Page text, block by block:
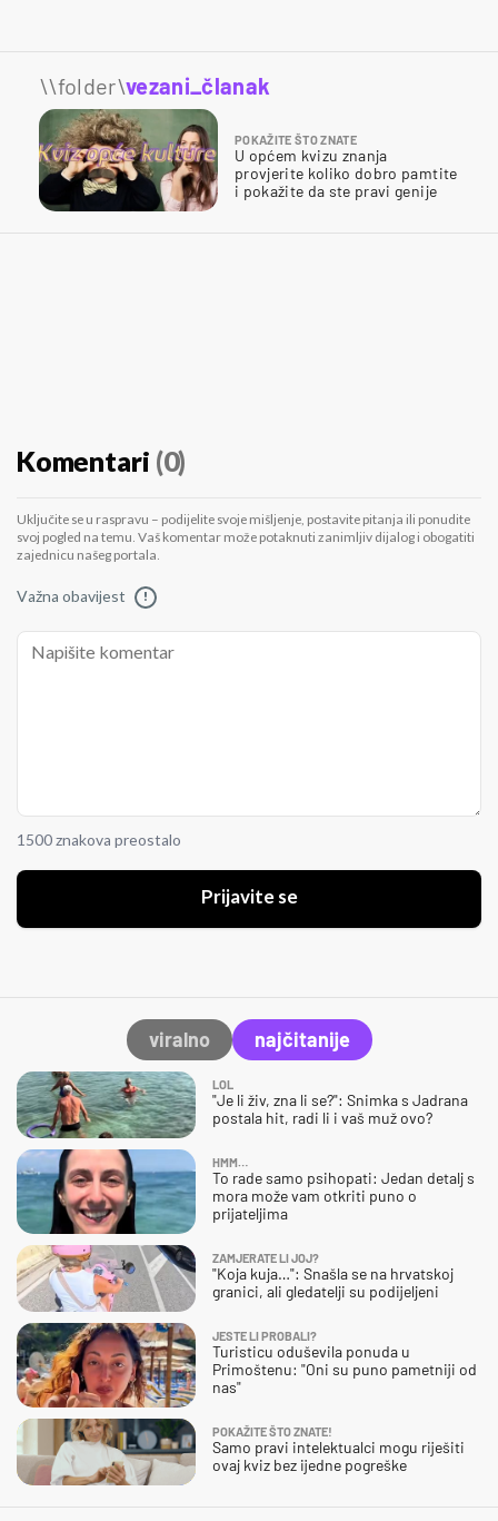
\\folder\vezani_članak
POKAŽITE ŠTO ZNATE
U općem kvizu znanja
provjerite koliko dobro pamtite
i pokažite da ste pravi genije
Komentari (0)
Uključite se u raspravu – podijelite svoje mišljenje, postavite pitanja ili ponudite
svoj pogled na temu. Vaš komentar može potaknuti zanimljiv dijalog i obogatiti
zajednicu našeg portala.
Važna obavijest !
1500 znakova preostalo
Prijavite se
viralno najčitanije
LOL
"Je li živ, zna li se?": Snimka s Jadrana
postala hit, radi li i vaš muž ovo?
HMM…
To rade samo psihopati: Jedan detalj s
mora može vam otkriti puno o
prijateljima
ZAMJERATE LI JOJ?
"Koja kuja…": Snašla se na hrvatskoj
granici, ali gledatelji su podijeljeni
JESTE LI PROBALI?
Turisticu oduševila ponuda u
Primoštenu: "Oni su puno pametniji od
nas"
POKAŽITE ŠTO ZNATE!
Samo pravi intelektualci mogu riješiti
ovaj kviz bez ijedne pogreške